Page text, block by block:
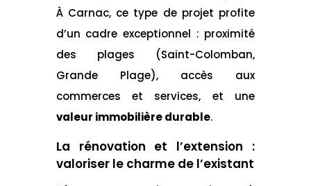
À Carnac, ce type de projet profite
d’un cadre exceptionnel : proximité
des plages (Saint-Colomban,
Grande Plage), accès aux
commerces et services, et une
valeur immobilière durable.
La rénovation et l’extension :
valoriser le charme de l’existant